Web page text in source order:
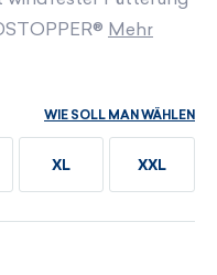
Mehr
WIE SOLL MAN WÄHLEN
XL XXL